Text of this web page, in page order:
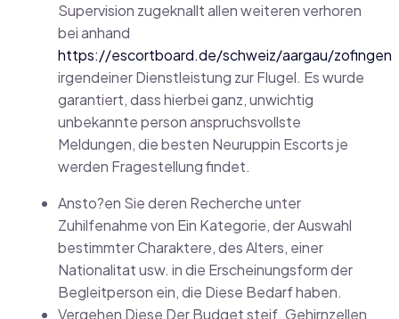
Supervision zugeknallt allen weiteren verhoren
bei anhand
https://escortboard.de/schweiz/aargau/zofingen
irgendeiner Dienstleistung zur Flugel. Es wurde
garantiert, dass hierbei ganz, unwichtig
unbekannte person anspruchsvollste
Meldungen, die besten Neuruppin Escorts je
werden Fragestellung findet.
Ansto?en Sie deren Recherche unter
Zuhilfenahme von Ein Kategorie, der Auswahl
bestimmter Charaktere, des Alters, einer
Nationalitat usw. in die Erscheinungsform der
Begleitperson ein, die Diese Bedarf haben.
Vergehen Diese Der Budget steif. Gehirnzellen